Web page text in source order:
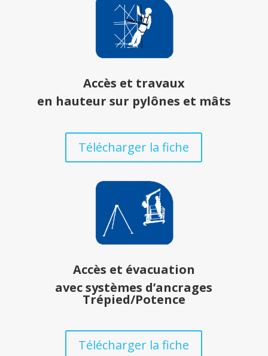
Accès et travaux
en hauteur sur pylônes et mâts
Télécharger la fiche
Accès et évacuation
avec systèmes d’ancrages
Trépied/Potence
Télécharger la fiche